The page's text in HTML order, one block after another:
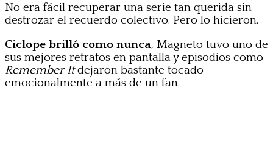
No era fácil recuperar una serie tan querida sin
destrozar el recuerdo colectivo. Pero lo hicieron.
Ciclope brilló como nunca, Magneto tuvo uno de
sus mejores retratos en pantalla y episodios como
Remember Itdejaron bastante tocado
emocionalmente a más de un fan.